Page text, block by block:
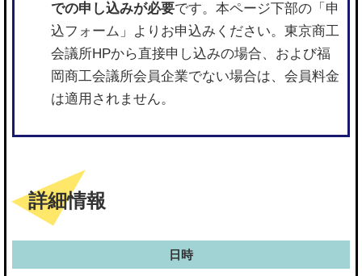
での申し込みが必要です。本ページ下部の「申
込フォーム」よりお申込みください。東京商工
会議所HPから直接申し込みの場合、および福
岡商工会議所会員企業でない場合は、会員料金
は適用されません。
詳細情報
日時